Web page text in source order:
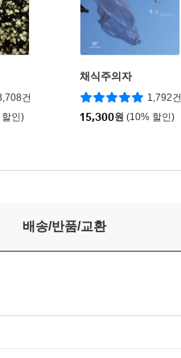
건
인)
채식주의자
1,792건
15,300원 (10% 할인)
배송/반품/교환